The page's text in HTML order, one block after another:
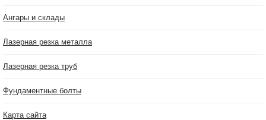
Ангары и склады
Лазерная резка металла
Лазерная резка труб
Фундаментные болты
Карта сайта